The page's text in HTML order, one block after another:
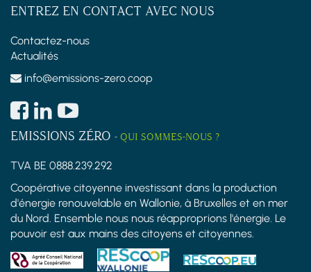
ENTREZ EN CONTACT AVEC NOUS
Contactez-nous
Actualités
info@emissions-zero.coop
EMISSIONS ZÉRO - QUI SOMMES-NOUS ?
TVA BE 0888.239.292
Coopérative citoyenne investissant dans la production
d'énergie renouvelable en Wallonie, à Bruxelles et en mer
du Nord. Ensemble nous nous réapproprions l'énergie. Le
pouvoir est aux mains des citoyens et citoyennes.